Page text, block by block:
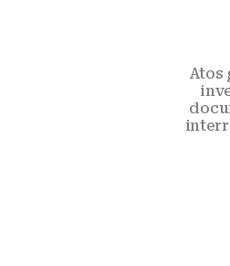
Atos